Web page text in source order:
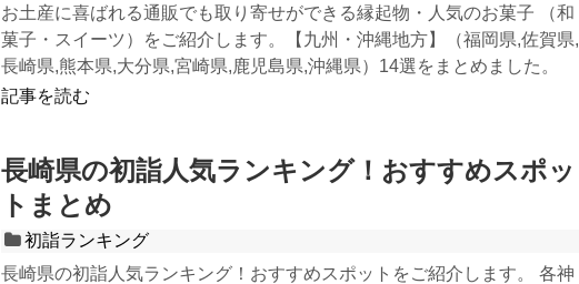
お土産に喜ばれる通販でも取り寄せができる縁起物・人気のお菓子 （和
菓子・スイーツ）をご紹介します。【九州・沖縄地方】（福岡県,佐賀県,
長崎県,熊本県,大分県,宮崎県,鹿児島県,沖縄県）14選をまとめました。
記事を読む
長崎県の初詣人気ランキング！おすすめスポッ
トまとめ
初詣ランキング
長崎県の初詣人気ランキング！おすすめスポットをご紹介します。 各神